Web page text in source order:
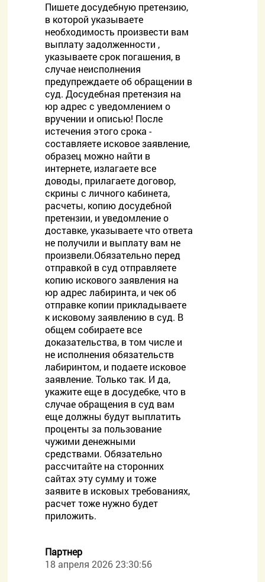
Пишете досудебную претензию,
в которой указываете
необходимость произвести вам
выплату задолженности ,
указываете срок погашения, в
случае неисполнения
предупреждаете об обращении в
суд. Досудебная претензия на
юр адрес с уведомлением о
вручении и описью! После
истечения этого срока -
составляете исковое заявление,
образец можно найти в
интернете, излагаете все
доводы, прилагаете договор,
скрины с личного кабинета,
расчеты, копию досудебной
претензии, и уведомление о
доставке, указываете что ответа
не получили и выплату вам не
произвели.Обязательно перед
отправкой в суд отправляете
копию искового заявления на
юр адрес лабиринта, и чек об
отправке копии прикладываете
к исковому заявлению в суд. В
общем собираете все
доказательства, в том числе и
не исполнения обязательств
лабиринтом, и подаете исковое
заявление. Только так. И да,
укажите еще в досудебке, что в
случае обращения в суд вам
еще должны будут выплатить
проценты за пользование
чужими денежными
средствами. Обязательно
рассчитайте на сторонних
сайтах эту сумму и тоже
заявите в исковых требованиях,
расчет тоже нужно будет
приложить.
Партнер
18 апреля 2026 23:30:56